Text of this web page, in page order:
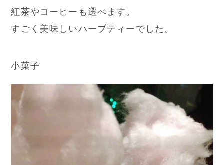
紅茶やコーヒーも選べます。
すごく美味しいハーブティーでした。
小菓子